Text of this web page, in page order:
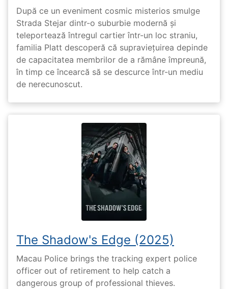
După ce un eveniment cosmic misterios smulge
Strada Stejar dintr-o suburbie modernă și
teleportează întregul cartier într-un loc straniu,
familia Platt descoperă că supraviețuirea depinde
de capacitatea membrilor de a rămâne împreună,
în timp ce încearcă să se descurce într-un mediu
de nerecunoscut.
The Shadow's Edge (2025)
Macau Police brings the tracking expert police
officer out of retirement to help catch a
dangerous group of professional thieves.